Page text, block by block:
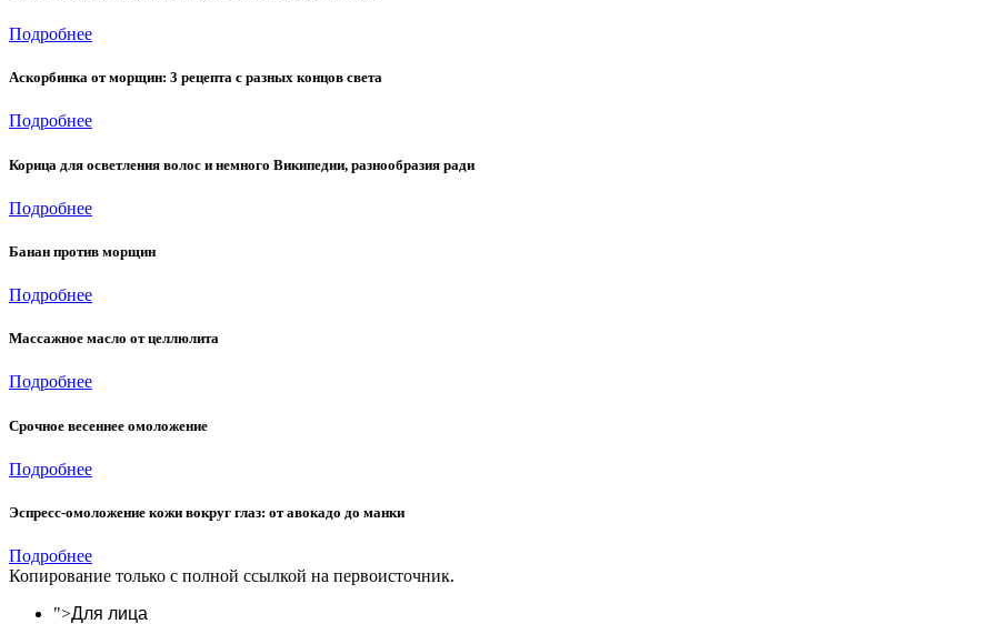
Подробнее
Аскорбинка от морщин: 3 рецепта с разных концов света
Подробнее
Корица для осветления волоc и немного Википедии, разнообразия ради
Подробнее
Банан против морщин
Подробнее
Массажное масло от целлюлита
Подробнее
Срочное весеннее омоложение
Подробнее
Эспресс-омоложение кожи вокруг глаз: от авокадо до манки
Подробнее
Копирование только с полной ссылкой на первоисточник.
">Для лица